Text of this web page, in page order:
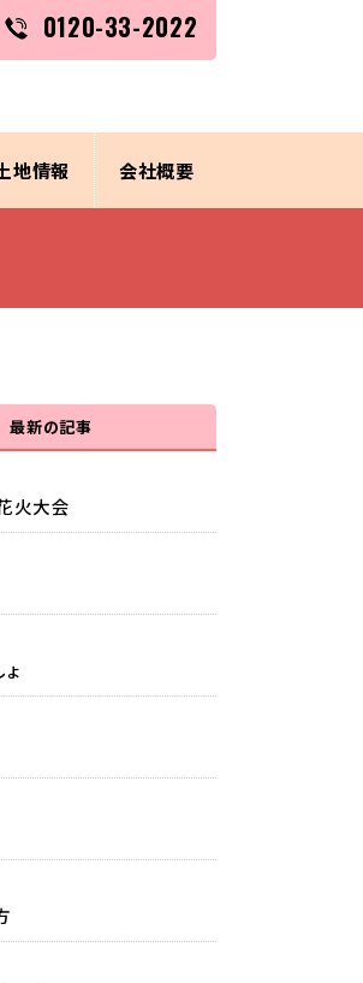
0120-33-2022
地情報 会社概要
最新の記事
火大会